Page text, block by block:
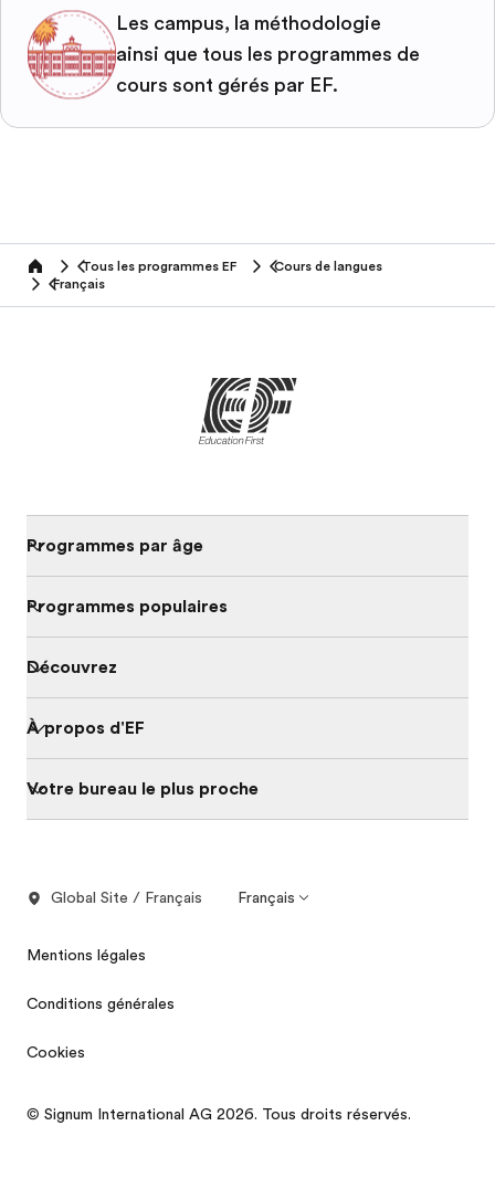
Les campus, la méthodologie
ainsi que tous les programmes de
cours sont gérés par EF.
home Tous les programmes EF
Cours de langues
Français
Programmes par âge
Programmes populaires
Découvrez
À propos d'EF
Votre bureau le plus proche
Global Site / Français Français
Mentions légales
Conditions générales
Cookies
© Signum International AG 2026. Tous droits réservés.